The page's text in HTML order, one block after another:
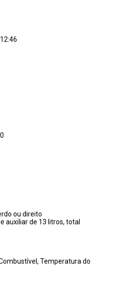
ou direito
auxiliar de 13 litros, total
Temperatura do